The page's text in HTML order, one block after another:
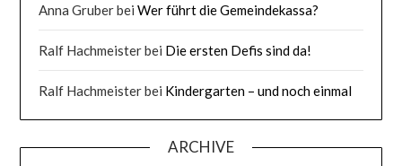
Anna GruberbeiWer führt die Gemeindekassa?
Ralf Hachmeisterbei Die ersten Defis sind da!
Ralf Hachmeisterbei Kindergarten – und noch einmal
ARCHIVE